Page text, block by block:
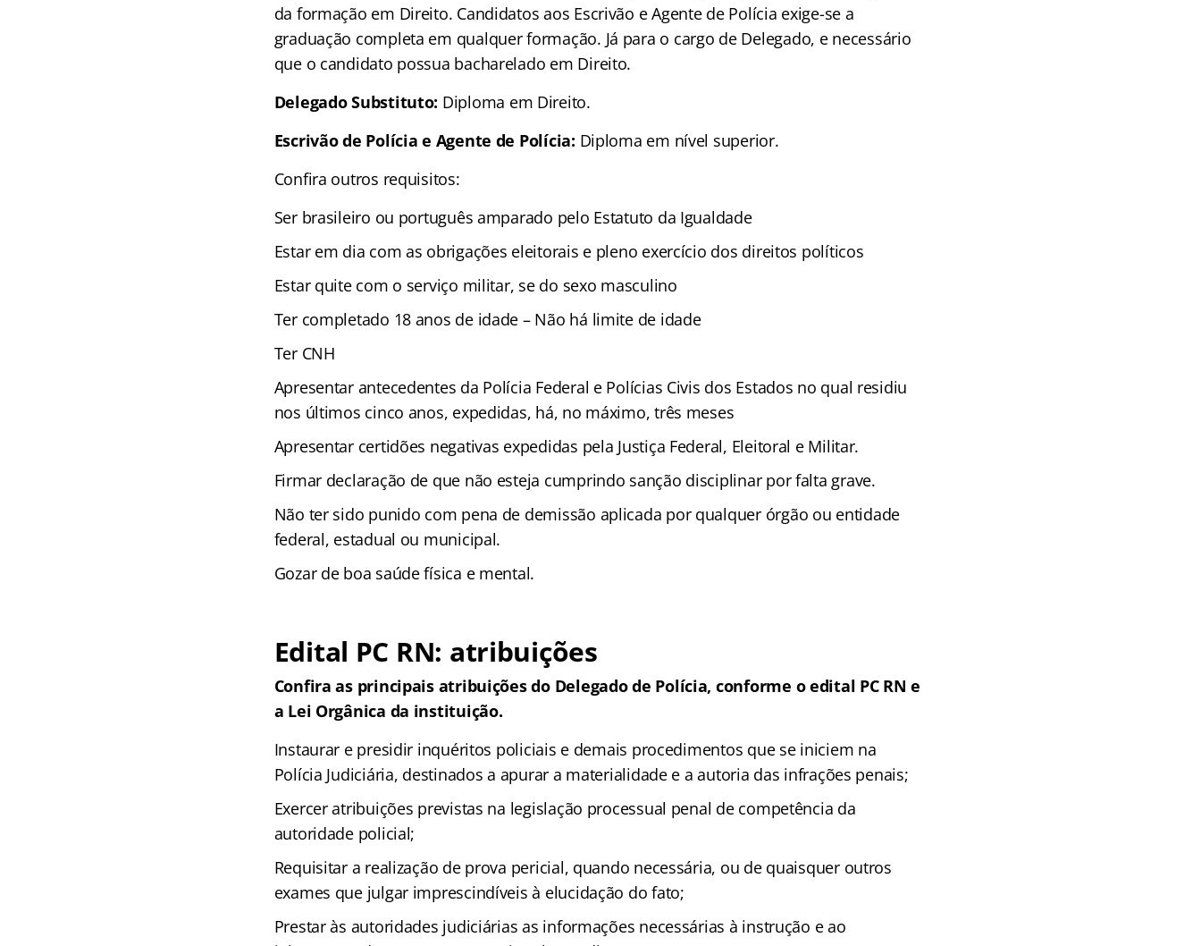
da formação em Direito. Candidatos aos Escrivão e Agente de Polícia exige-se a
graduação completa em qualquer formação. Já para o cargo de Delegado, e necessário
que o candidato possua bacharelado em Direito.
Delegado Substituto: Diploma em Direito.
Escrivão de Polícia e Agente de Polícia: Diploma em nível superior.
Confira outros requisitos:
Ser brasileiro ou português amparado pelo Estatuto da Igualdade
Estar em dia com as obrigações eleitorais e pleno exercício dos direitos políticos
Estar quite com o serviço militar, se do sexo masculino
Ter completado 18 anos de idade – Não há limite de idade
Ter CNH
Apresentar antecedentes da Polícia Federal e Polícias Civis dos Estados no qual residiu
nos últimos cinco anos, expedidas, há, no máximo, três meses
Apresentar certidões negativas expedidas pela Justiça Federal, Eleitoral e Militar.
Firmar declaração de que não esteja cumprindo sanção disciplinar por falta grave.
Não ter sido punido com pena de demissão aplicada por qualquer órgão ou entidade
federal, estadual ou municipal.
Gozar de boa saúde física e mental.
Edital PC RN: atribuições
Confira as principais atribuições do Delegado de Polícia, conforme o edital PC RN e
a Lei Orgânica da instituição.
Instaurar e presidir inquéritos policiais e demais procedimentos que se iniciem na
Polícia Judiciária, destinados a apurar a materialidade e a autoria das infrações penais;
Exercer atribuições previstas na legislação processual penal de competência da
autoridade policial;
Requisitar a realização de prova pericial, quando necessária, ou de quaisquer outros
exames que julgar imprescindíveis à elucidação do fato;
Prestar às autoridades judiciárias as informações necessárias à instrução e ao